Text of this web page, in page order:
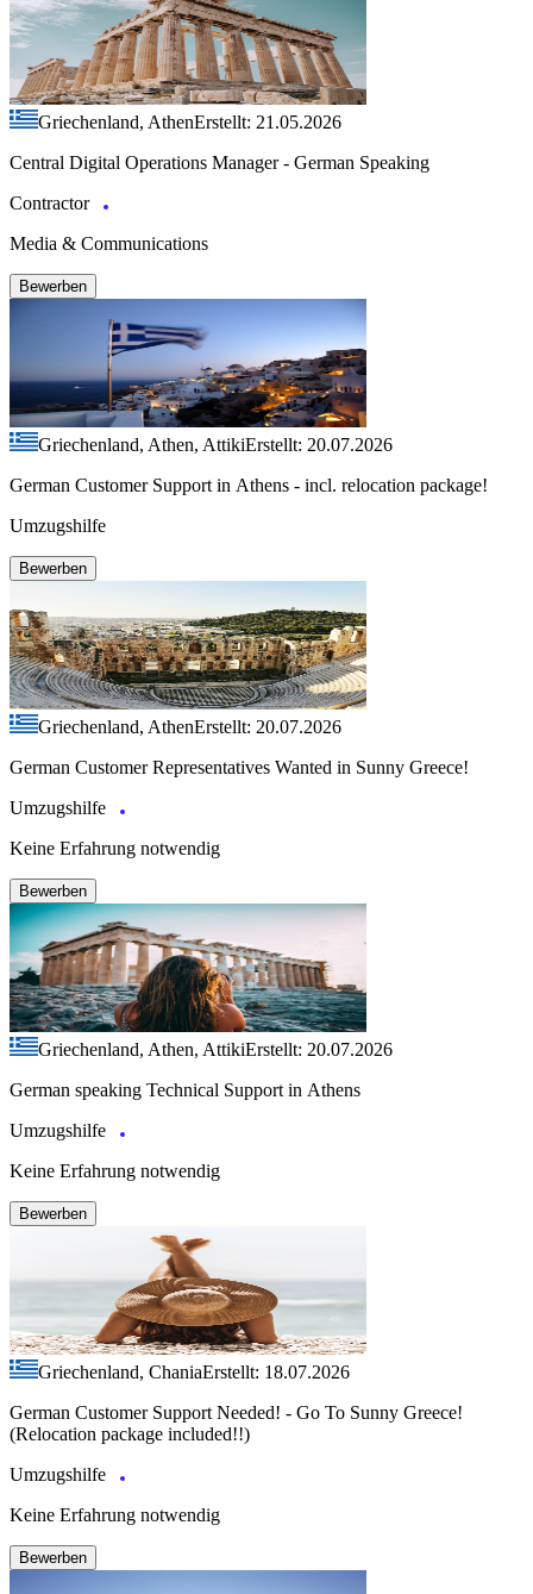
Griechenland, AthenErstellt: 21.05.2026
Central Digital Operations Manager - German Speaking
Contractor
Media & Communications
Bewerben
Griechenland, Athen, AttikiErstellt: 20.07.2026
German Customer Support in Athens - incl. relocation package!
Umzugshilfe
Bewerben
Griechenland, AthenErstellt: 20.07.2026
German Customer Representatives Wanted in Sunny Greece!
Umzugshilfe
Keine Erfahrung notwendig
Bewerben
Griechenland, Athen, AttikiErstellt: 20.07.2026
German speaking Technical Support in Athens
Umzugshilfe
Keine Erfahrung notwendig
Bewerben
Griechenland, ChaniaErstellt: 18.07.2026
German Customer Support Needed! - Go To Sunny Greece!
(Relocation package included!!)
Umzugshilfe
Keine Erfahrung notwendig
Bewerben